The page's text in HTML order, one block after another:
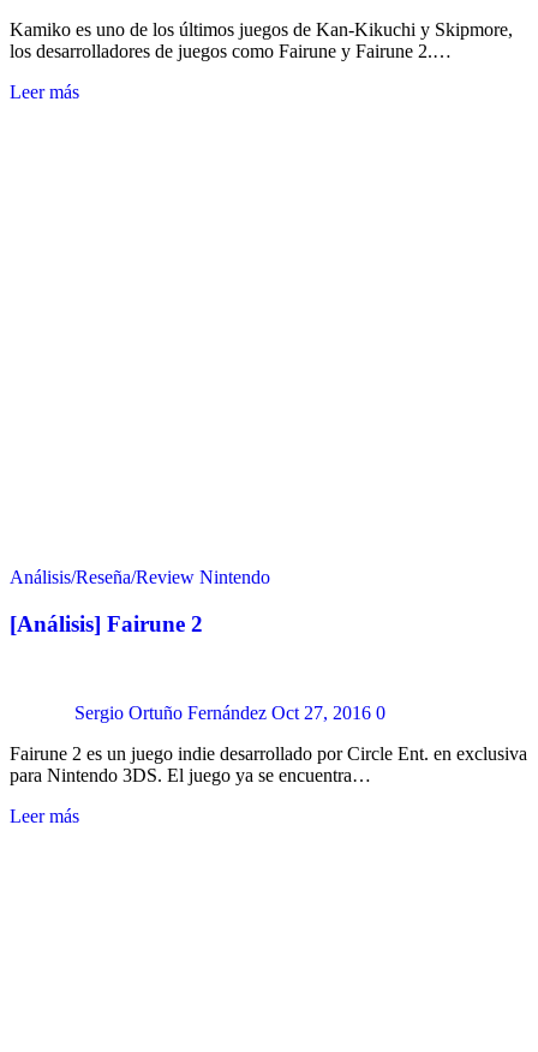
Kamiko es uno de los últimos juegos de Kan-Kikuchi y Skipmore,
los desarrolladores de juegos como Fairune y Fairune 2.…
Leer más
Análisis/Reseña/Review Nintendo
[Análisis] Fairune 2
Sergio Ortuño Fernández Oct 27, 2016 0
Fairune 2 es un juego indie desarrollado por Circle Ent. en exclusiva
para Nintendo 3DS. El juego ya se encuentra…
Leer más